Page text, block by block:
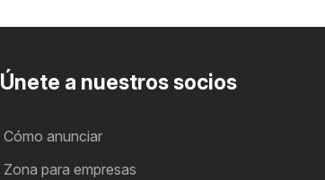
Únete a nuestros socios
Cómo anunciar
Zona para empresas